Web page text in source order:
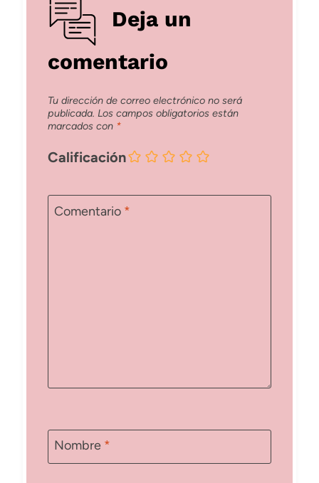
Deja un
comentario
Tu dirección de correo electrónico no será
publicada. Los campos obligatorios están
marcados con *
Calificación
Comentario *
Nombre *